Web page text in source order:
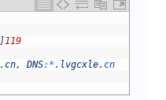
]119
. cn, DNS: * . lvgcxle. cn